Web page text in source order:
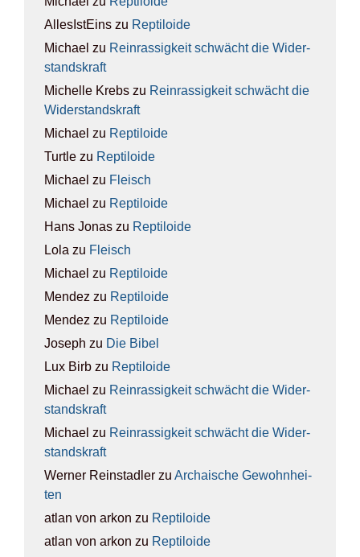
AllesIstEins zu Rep­ti­lo­ide
Michael zu Rein­ras­sig­keit schwächt die Wider­
stands­kraft
Michelle Krebs zu Rein­ras­sig­keit schwächt die
Wider­stands­kraft
Michael zu Rep­ti­lo­ide
Turtle zu Rep­ti­lo­ide
Michael zu Fleisch
Michael zu Rep­ti­lo­ide
Hans Jonas zu Rep­ti­lo­ide
Lola zu Fleisch
Michael zu Rep­ti­lo­ide
Mendez zu Rep­ti­lo­ide
Mendez zu Rep­ti­lo­ide
Joseph zu Die Bibel
Lux Birb zu Rep­ti­lo­ide
Michael zu Rein­ras­sig­keit schwächt die Wider­
stands­kraft
Michael zu Rein­ras­sig­keit schwächt die Wider­
stands­kraft
Werner Reinstadler zu Archai­sche Gewohn­hei­
ten
atlan von arkon zu Rep­ti­lo­ide
atlan von arkon zu Rep­ti­lo­ide